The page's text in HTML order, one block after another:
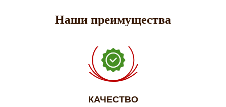
Наши преимущества
КАЧЕСТВО